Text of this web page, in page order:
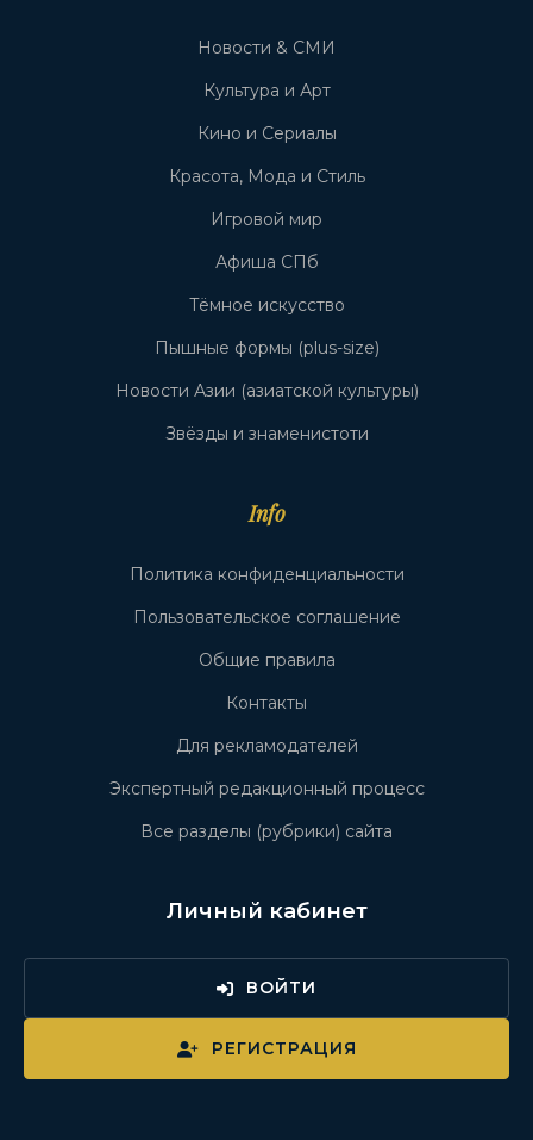
Новости & СМИ
Культура и Арт
Кино и Сериалы
Красота, Мода и Стиль
Игровой мир
Афиша СПб
Тёмное искусство
Пышные формы (plus-size)
Новости Азии (азиатской культуры)
Звёзды и знаменистоти
Info
Политика конфиденциальности
Пользовательское соглашение
Общие правила
Контакты
Для рекламодателей
Экспертный редакционный процесс
Все разделы (рубрики) сайта
Личный кабинет
ВОЙТИ
РЕГИСТРАЦИЯ